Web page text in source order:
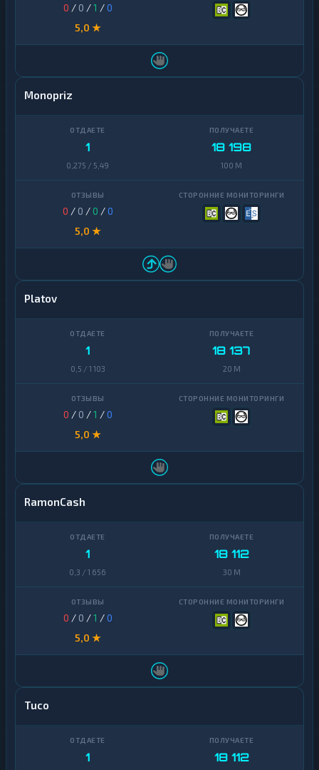
0 / 0 /1 /0
5,0 ★
Monopriz
1
0,275 / 5,49
18 198
100 M
0 / 0 /0 /0
5,0 ★
Platov
1
0,5 / 1 103
18 137
20 M
0 / 0 /1 /0
5,0 ★
RamonCash
1
0,3 / 1 656
18 112
30 M
0 / 0 /1 /0
5,0 ★
Tuco
1 18 112